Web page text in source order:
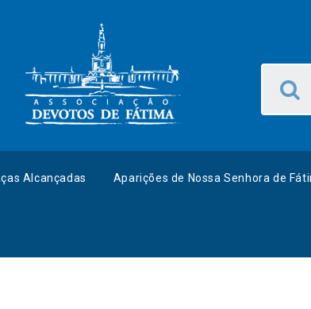
Alcançadas Aparições de Nossa Senhora de